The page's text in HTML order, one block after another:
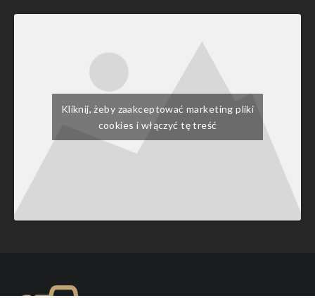
Kliknij, żeby zaakceptować marketing pliki
cookies i włączyć tę treść